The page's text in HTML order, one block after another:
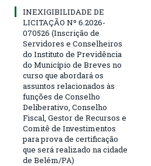
INEXIGIBILIDADE DE
LICITAÇÃO Nº 6.2026-
070526 (Inscrição de
Servidores e Conselheiros
do Instituto de Previdência
do Município de Breves no
curso que abordará os
assuntos relacionados às
funções de Conselho
Deliberativo, Conselho
Fiscal, Gestor de Recursos e
Comitê de Investimentos
para prova de certificação
que será realizado na cidade
de Belém/PA)